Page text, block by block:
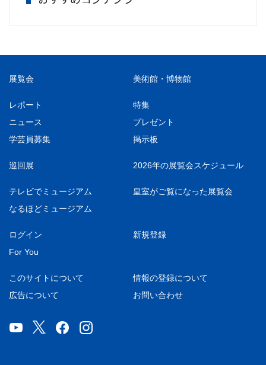
展覧会 美術館・博物館
レポート
特集
ニュース
プレゼント
学芸員募集
掲示板
巡回展 2026年の展覧会スケジュール
テレビでミュージアム
皇室がご覧になった展覧会
なるほどミュージアム
ログイン
新規登録
For You
このサイトについて
情報の登録について
広告について
お問い合わせ